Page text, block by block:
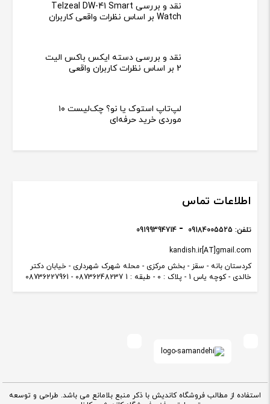
نقد و بررسی Telzeal DW-41 Smart
Watch بر اساس نظرات واقعی کاربران
نقد و بررسی دسته ایکس باکس الیت
2 بر اساس نظرات کاربران واقعی
لپ‌تاپ استوک یا نو؟ چک‌لیست ۱۰
موردی خرید حرفه‌ای
اطلاعات تماس
کردستان بانه - سقز - بخش مرکزی - محله شهرک شهرداری - خیابان دکتر
خالدی - کوچه یاس 1 - پلاک : 0 - طبقه : 1 08736248237 - 08736227961
kandish.ir[AT]gmail.com
تلفن: 09184005525
09199394714
استفاده از مطالب فروشگاه کاندیش با ذکر منبع بلامانع می باشد. طراحی و توسعه